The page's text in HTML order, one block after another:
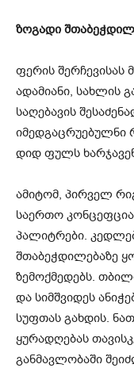
ზოგადი
ფერის შერჩევისას
ადამიანი, სახლის
საღებავის
იმედგაცრუებულნი
დიდ ფულს
ამიტომ, პირველ
საერთო
პალიტრები.
შთაბეჭდილებაზე
ზემოქმედებს.
და სიმშვიდეს
სუფთას გახდის.
ყურადღებას
განმავლობაში